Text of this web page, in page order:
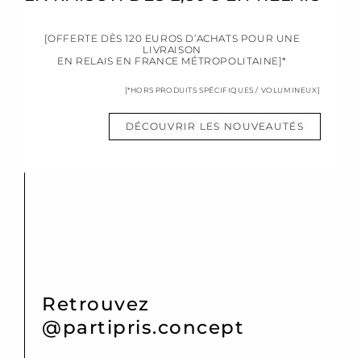
[OFFERTE DÈS 120 EUROS D’ACHATS POUR UNE
LIVRAISON
EN RELAIS EN FRANCE MÉTROPOLITAINE]*
[*HORS PRODUITS SPÉCIFIQUES / VOLUMINEUX]
DÉCOUVRIR LES NOUVEAUTÉS
Retrouvez
@partipris.concept